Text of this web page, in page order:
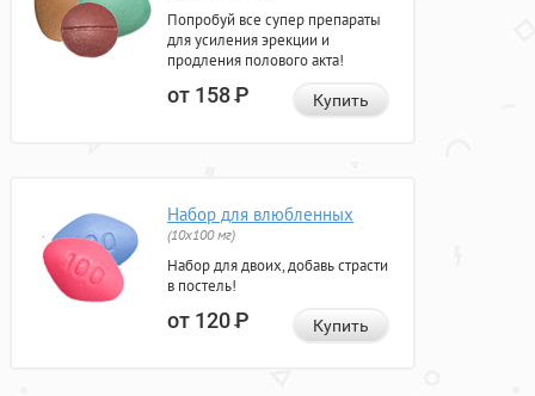
Попробуй все супер препараты
для усиления эрекции и
продления полового акта!
от 158Р Купить
Набор для влюбленных
(10х100 мг)
Набор для двоих, добавь страсти
в постель!
от 120Р Купить